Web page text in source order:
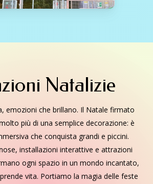
Natalizie
emozioni che brillano. Il Natale firmato
più di una semplice decorazione: è
che conquista grandi e piccini.
installazioni interattive e attrazioni
ogni spazio in un mondo incantato,
vita. Portiamo la magia delle feste